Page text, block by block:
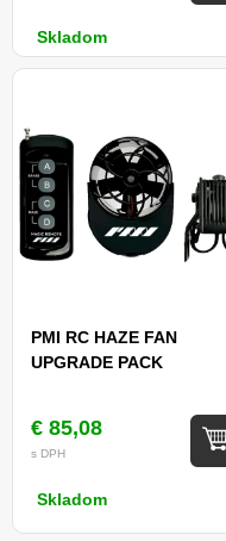
Skladom
PMI RC HAZE FAN
UPGRADE PACK
€ 85,08
s DPH
Skladom